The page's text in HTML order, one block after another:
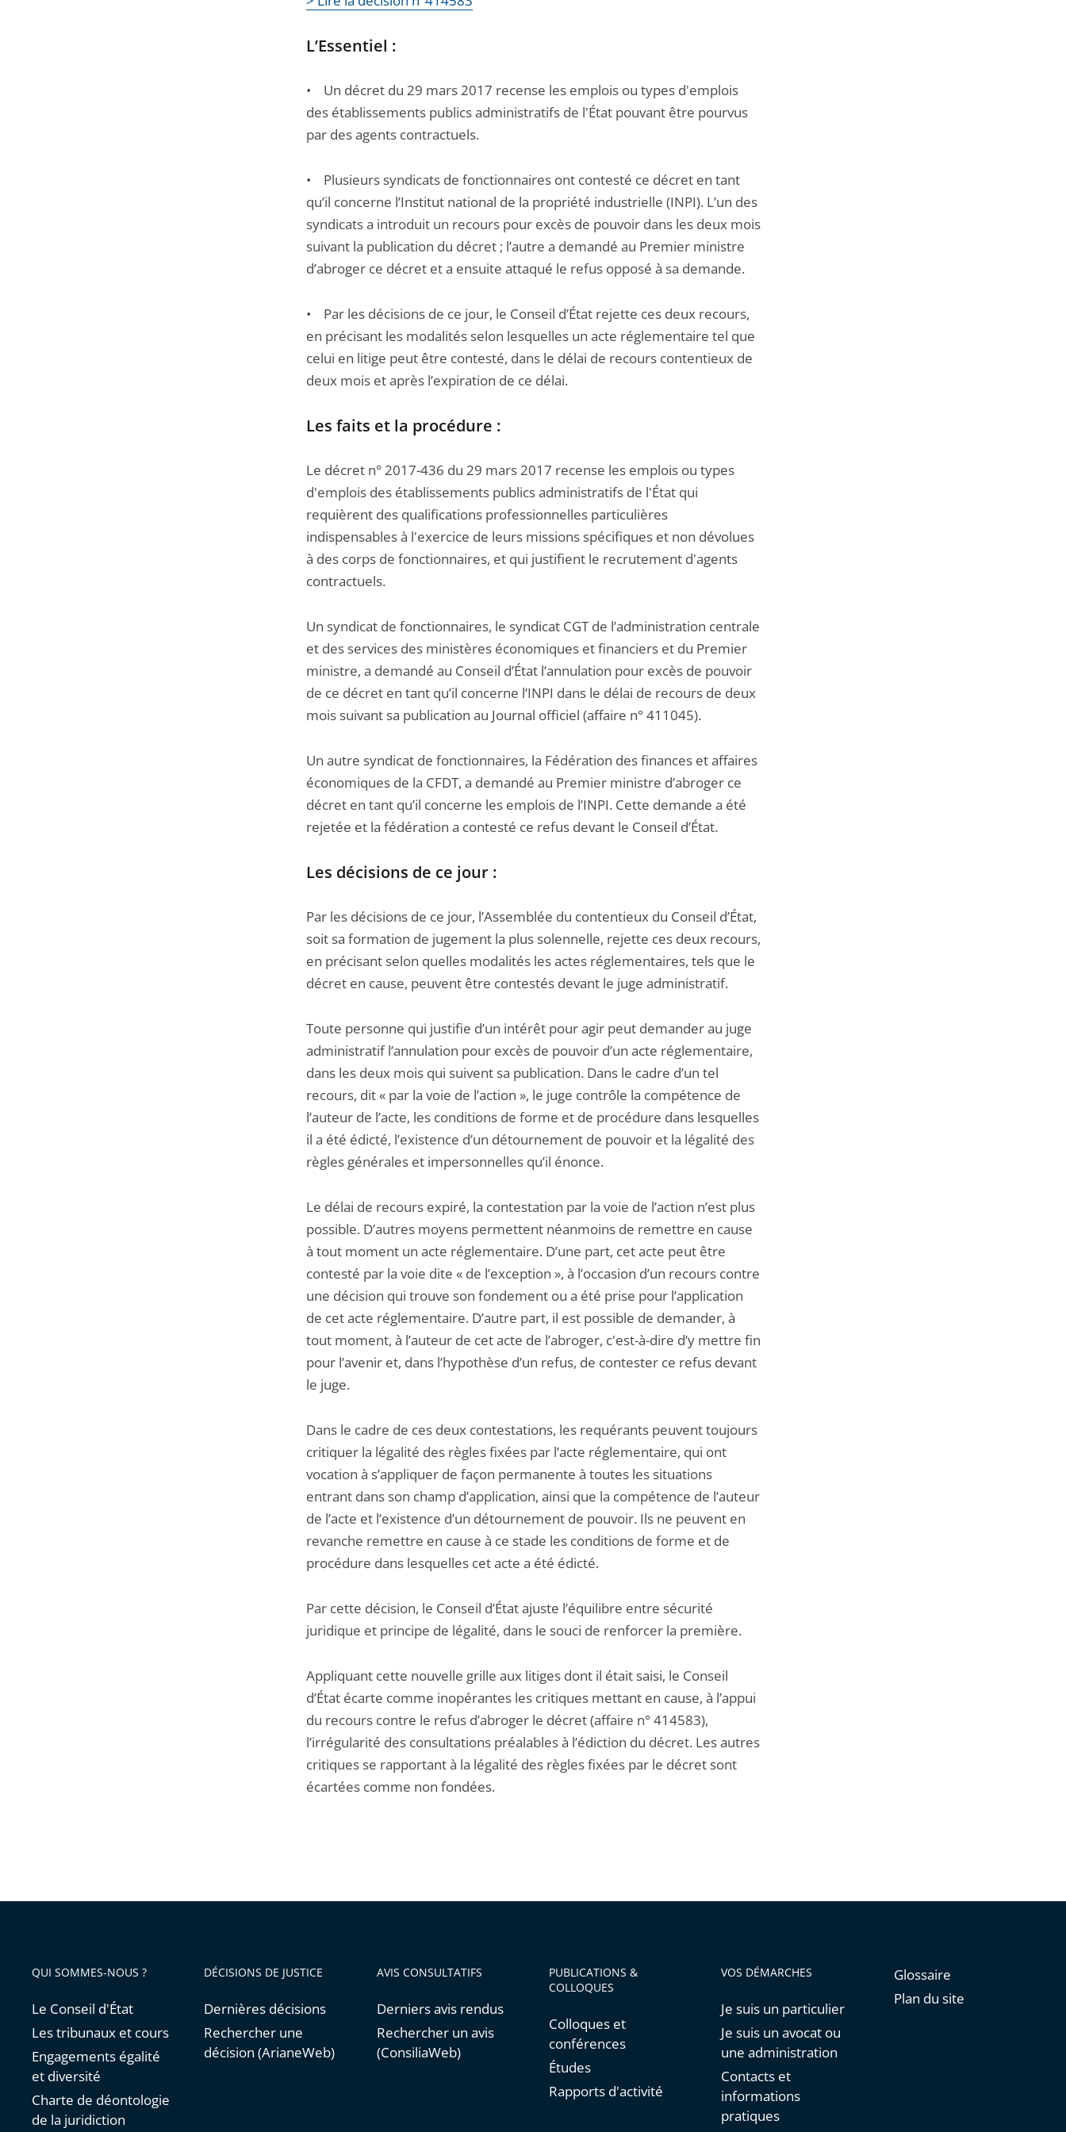
L’Essentiel :
• Un décret du 29 mars 2017 recense les emplois ou types d'emplois
des établissements publics administratifs de l'État pouvant être pourvus
par des agents contractuels.
• Plusieurs syndicats de fonctionnaires ont contesté ce décret en tant
qu’il concerne l’Institut national de la propriété industrielle (INPI). L’un des
syndicats a introduit un recours pour excès de pouvoir dans les deux mois
suivant la publication du décret ; l’autre a demandé au Premier ministre
d’abroger ce décret et a ensuite attaqué le refus opposé à sa demande.
• Par les décisions de ce jour, le Conseil d’État rejette ces deux recours,
en précisant les modalités selon lesquelles un acte réglementaire tel que
celui en litige peut être contesté, dans le délai de recours contentieux de
deux mois et après l’expiration de ce délai.
Les faits et la procédure :
Le décret n° 2017-436 du 29 mars 2017 recense les emplois ou types
d'emplois des établissements publics administratifs de l'État qui
requièrent des qualifications professionnelles particulières
indispensables à l'exercice de leurs missions spécifiques et non dévolues
à des corps de fonctionnaires, et qui justifient le recrutement d'agents
contractuels.
Un syndicat de fonctionnaires, le syndicat CGT de l’administration centrale
et des services des ministères économiques et financiers et du Premier
ministre, a demandé au Conseil d’État l’annulation pour excès de pouvoir
de ce décret en tant qu’il concerne l’INPI dans le délai de recours de deux
mois suivant sa publication au Journal officiel (affaire n° 411045).
Un autre syndicat de fonctionnaires, la Fédération des finances et affaires
économiques de la CFDT, a demandé au Premier ministre d’abroger ce
décret en tant qu’il concerne les emplois de l’INPI. Cette demande a été
rejetée et la fédération a contesté ce refus devant le Conseil d’État.
Les décisions de ce jour :
Par les décisions de ce jour, l’Assemblée du contentieux du Conseil d’État,
soit sa formation de jugement la plus solennelle, rejette ces deux recours,
en précisant selon quelles modalités les actes réglementaires, tels que le
décret en cause, peuvent être contestés devant le juge administratif.
Toute personne qui justifie d’un intérêt pour agir peut demander au juge
administratif l’annulation pour excès de pouvoir d’un acte réglementaire,
dans les deux mois qui suivent sa publication. Dans le cadre d’un tel
recours, dit « par la voie de l’action », le juge contrôle la compétence de
l’auteur de l’acte, les conditions de forme et de procédure dans lesquelles
il a été édicté, l’existence d’un détournement de pouvoir et la légalité des
règles générales et impersonnelles qu’il énonce.
Le délai de recours expiré, la contestation par la voie de l’action n’est plus
possible. D’autres moyens permettent néanmoins de remettre en cause
à tout moment un acte réglementaire. D’une part, cet acte peut être
contesté par la voie dite « de l’exception », à l’occasion d’un recours contre
une décision qui trouve son fondement ou a été prise pour l’application
de cet acte réglementaire. D’autre part, il est possible de demander, à
tout moment, à l’auteur de cet acte de l’abroger, c'est-à-dire d’y mettre fin
pour l’avenir et, dans l’hypothèse d’un refus, de contester ce refus devant
le juge.
Dans le cadre de ces deux contestations, les requérants peuvent toujours
critiquer la légalité des règles fixées par l’acte réglementaire, qui ont
vocation à s’appliquer de façon permanente à toutes les situations
entrant dans son champ d’application, ainsi que la compétence de l’auteur
de l’acte et l’existence d’un détournement de pouvoir. Ils ne peuvent en
revanche remettre en cause à ce stade les conditions de forme et de
procédure dans lesquelles cet acte a été édicté.
Par cette décision, le Conseil d’État ajuste l’équilibre entre sécurité
juridique et principe de légalité, dans le souci de renforcer la première.
Appliquant cette nouvelle grille aux litiges dont il était saisi, le Conseil
d’État écarte comme inopérantes les critiques mettant en cause, à l’appui
du recours contre le refus d’abroger le décret (affaire n° 414583),
l’irrégularité des consultations préalables à l’édiction du décret. Les autres
critiques se rapportant à la légalité des règles fixées par le décret sont
écartées comme non fondées.
QUI SOMMES-NOUS ?
Le Conseil d'État
Les tribunaux et cours
Engagements égalité
et diversité
Charte de déontologie
de la juridiction
DÉCISIONS DE JUSTICE
Dernières décisions
Rechercher une
décision (ArianeWeb)
AVIS CONSULTATIFS
Derniers avis rendus
Rechercher un avis
(ConsiliaWeb)
PUBLICATIONS &
COLLOQUES
Colloques et
conférences
Études
Rapports d'activité
VOS DÉMARCHES
Je suis un particulier
Je suis un avocat ou
une administration
Contacts et
informations
pratiques
Glossaire
Plan du site